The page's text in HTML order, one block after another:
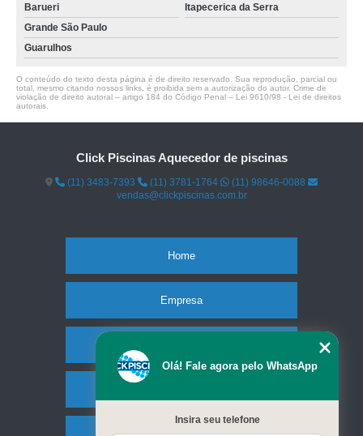
Barueri
Itapecerica da Serra
Grande São Paulo
Guarulhos
O conteúdo do texto desta página é de direito reservado. Sua reprodução, parcial ou
total, mesmo citando nossos links, é proibida sem a autorização do autor. Crime de
violação de direito autoral – artigo 184 do Código Penal – Lei 9610/98 - Lei de direitos
autorais
Click Piscinas Aquecedor de piscinas
(11) 3483-7393 (11) 3781-1764
(11) 98646-0088
vendas@clickpiscinas.com.br
Home
Empresa
Olá! Fale agora pelo WhatsApp
Insira seu telefone